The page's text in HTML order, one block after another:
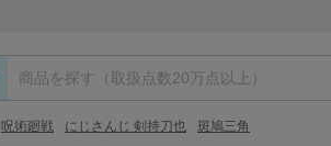
呪術廻戦 にじさんじ 剣持刀也 斑鳩三角